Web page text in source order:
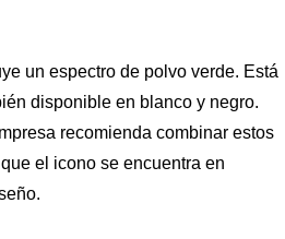
un espectro de polvo verde. Está
disponible en blanco y negro.
recomienda combinar estos
el icono se encuentra en